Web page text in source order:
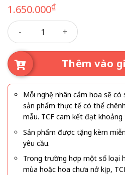
1.650.000₫
Chậu cây xanh 83 số lượng
Thêm vào
Mỗi nghệ nhân cắm hoa sẽ
sản phẩm thực tế có thể
mẫu. TCF cam kết đạt khoảng
Sản phẩm được tặng kèm
yêu cầu.
Trong trường hợp một số loại
mùa hoặc hoa chưa nở kịp,